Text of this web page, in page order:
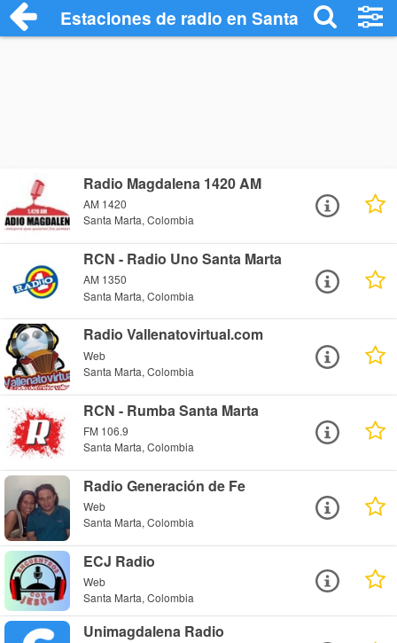
Estaciones de radio en Santa Marta -
Radio Magdalena 1420 AM
AM 1420
Santa Marta, Colombia
RCN - Radio Uno Santa Marta
AM 1350
Santa Marta, Colombia
Radio Vallenatovirtual.com
Web
Santa Marta, Colombia
RCN - Rumba Santa Marta
FM 106.9
Santa Marta, Colombia
Radio Generación de Fe
Web
Santa Marta, Colombia
ECJ Radio
Web
Santa Marta, Colombia
Unimagdalena Radio